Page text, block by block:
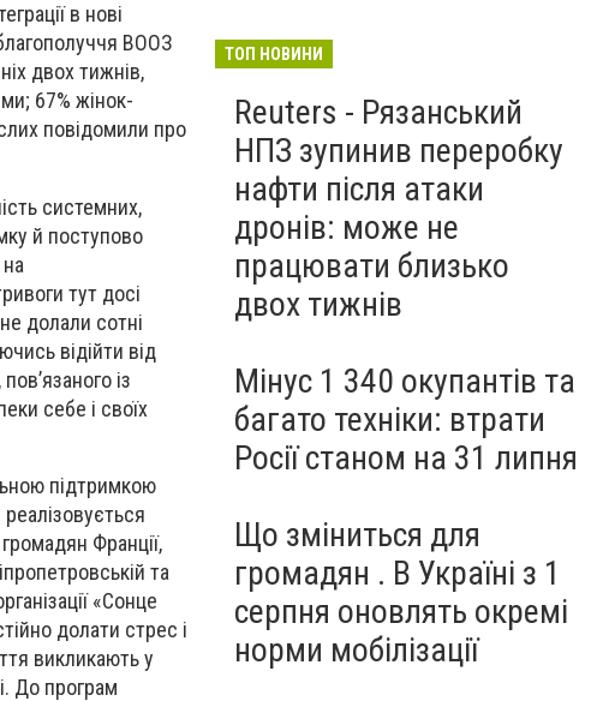
в нові
ВООЗ
двох тижнів,
67% жінок-
повідомили про
системних,
й поступово
тут досі
долали сотні
відійти від
із
себе і своїх
підтримкою
Франції,
та
«Сонце
долати стрес і
викликають у
До програм
ТОП НОВИНИ
Reuters - Рязанський
НПЗ зупинив переробку
нафти після атаки
дронів: може не
працювати близько
двох тижнів
Мінус 1 340 окупантів та
багато техніки: втрати
Росії станом на 31 липня
Що зміниться для
громадян . В Україні з 1
серпня оновлять окремі
норми мобілізації